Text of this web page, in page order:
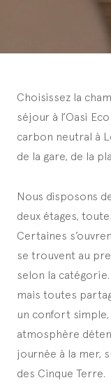
Choisissez la
séjour à l’Oasi
carbon neutral à
de la gare, de la
Nous disposons
deux étages,
Certaines
se trouvent au
selon la
mais toutes
un confort
atmosphère
journée à la mer,
des Cinque Terre.